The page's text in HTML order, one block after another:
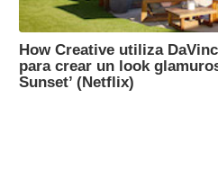
How Creative utiliza
para crear un look
Sunset’ (Netflix)